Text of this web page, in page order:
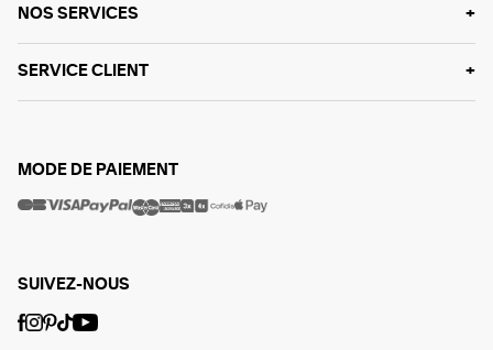
NOS SERVICES
SERVICE CLIENT
MODE DE PAIEMENT
SUIVEZ-NOUS